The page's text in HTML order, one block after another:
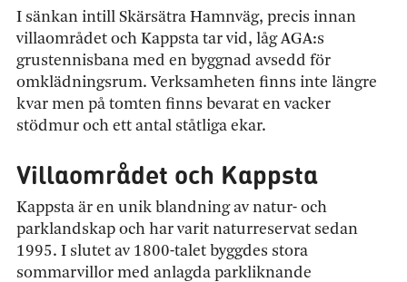
I sänkan intill Skärsätra Hamnväg, precis innan
villaområdet och Kappsta tar vid, låg AGA:s
grustennisbana med en byggnad avsedd för
omklädningsrum. Verksamheten finns inte längre
kvar men på tomten finns bevarat en vacker
stödmur och ett antal ståtliga ekar.
Villaområdet och Kappsta
Kappsta är en unik blandning av natur- och
parklandskap och har varit naturreservat sedan
1995. I slutet av 1800-talet byggdes stora
sommarvillor med anlagda parkliknande